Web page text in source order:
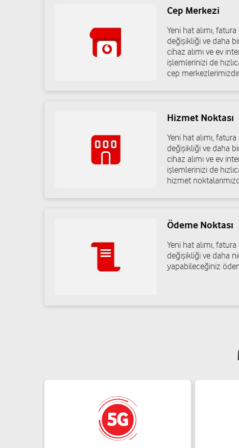
Beşkardeş İletişim - Melih Yalçınkaya
Esentepe Mah. Sadıklar Cad. No: 58 Şahinbey/Gaziantep
05423213122
Çağdaş Mah. Mehmet Oğuz Gögüş Cad. No: 144/A Şahinbey/
Çağatay İletişim - Bülent Doğan
Mehmet Selçuk Kaplan - Altın İletişim
Beybahçe Mah. 16. Cad. No: 142/A Şahinbey/Gaziantep
Cengiz Topel Mah. Şanlıdere Cad. No: 81 Şahinbey/Gaziantep
Süleyman Tekkuş-Ekrem İletişim
Güneş Mah.87001 Nolu Cad.No:116/B Şahinbey/Gaziantep
Cep Merkezi
Yeni hat alımı,
değişikliği ve daha
cihaz alımı ve ev
işlemlerinizi de
cep
Hizmet Noktası
Yeni hat alımı,
değişikliği ve daha
cihaz alımı ve ev
işlemlerinizi de
hizmet
Ödeme Noktası
Yeni hat alımı,
değişikliği ve daha
yapabileceğiniz